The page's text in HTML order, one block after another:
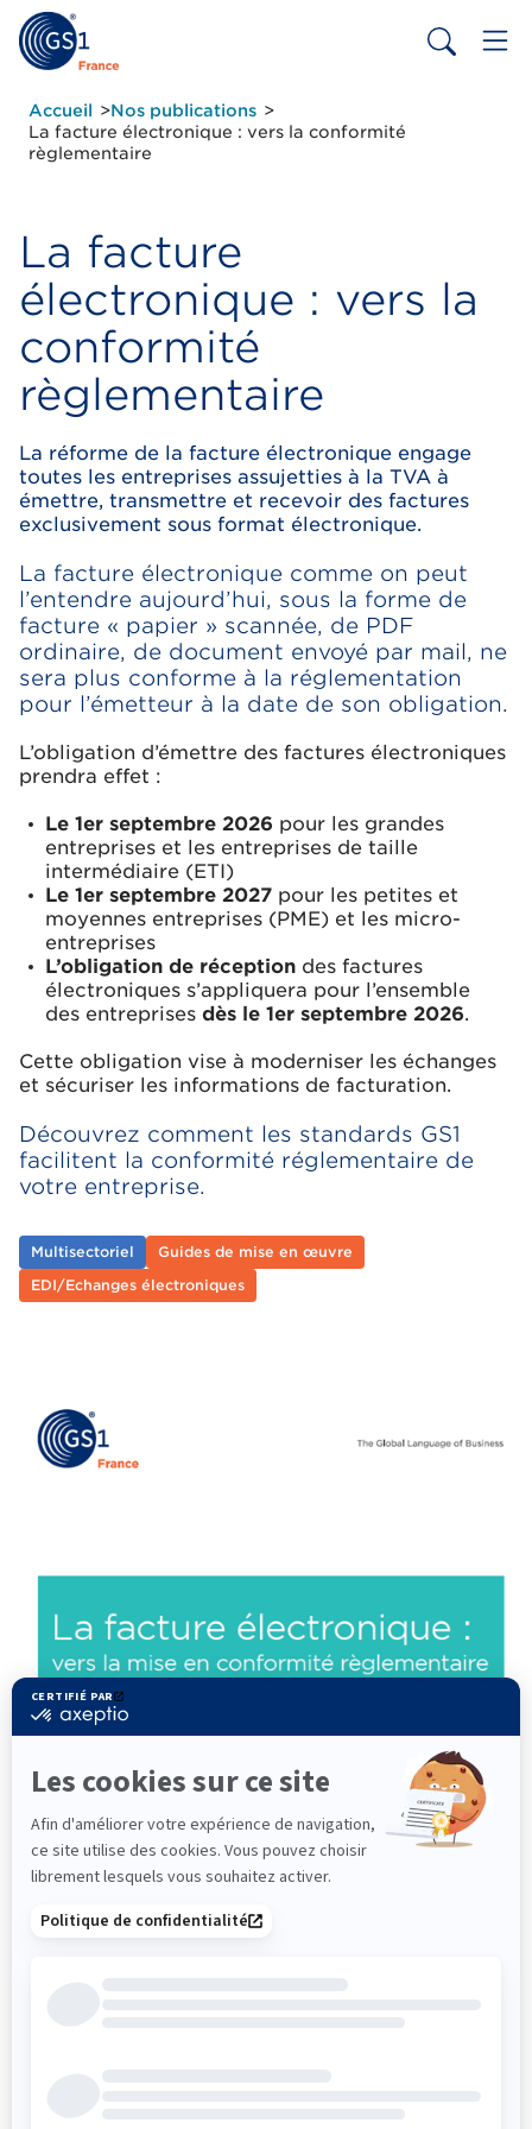
Aller
au
contenu
d'Ariane
Accueil
Nos publications
La facture électronique : vers la conformité
règlementaire
La facture
électronique : vers la
conformité
règlementaire
La réforme de la facture électronique engage
toutes les entreprises assujetties à la TVA à
émettre, transmettre et recevoir des factures
exclusivement sous format électronique.
La facture électronique comme on peut
l’entendre aujourd’hui, sous la forme de
facture « papier » scannée, de PDF
ordinaire, de document envoyé par mail, ne
sera plus conforme à la réglementation
pour l’émetteur à la date de son obligation.
L’obligation d’émettre des factures électroniques
prendra effet :
Le 1er septembre 2026 pour les grandes
entreprises et les entreprises de taille
intermédiaire (ETI)
Le 1er septembre 2027 pour les petites et
moyennes entreprises (PME) et les micro-
entreprises
L’obligation de réception des factures
électroniques s’appliquera pour l’ensemble
des entreprises dès le 1er septembre 2026.
Cette obligation vise à moderniser les échanges
et sécuriser les informations de facturation.
Découvrez comment les standards GS1
facilitent la conformité réglementaire de
votre entreprise.
Multisectoriel
Guides de mise en œuvre
EDI/Echanges électroniques